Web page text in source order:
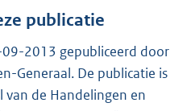
n
s
r
o
publicatie
2013 gepubliceerd door
Generaal. De publicatie is
van de Handelingen en